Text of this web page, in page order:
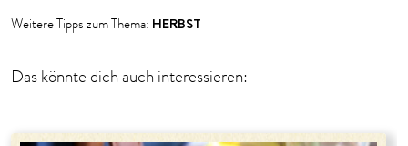
Weitere Tipps zum Thema: HERBST
Das könnte dich auch interessieren: